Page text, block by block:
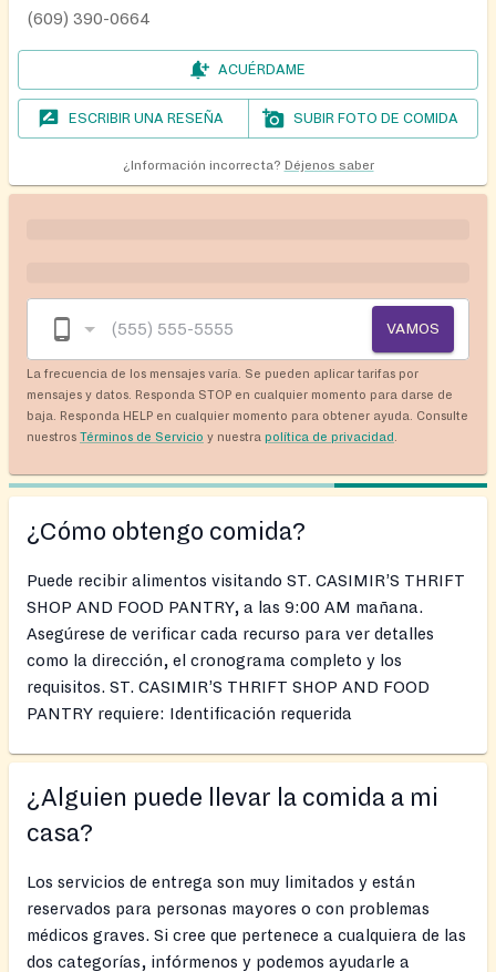
(609) 390-0664
ACUÉRDAME
ESCRIBIR UNA RESEÑA SUBIR FOTO DE COMIDA
¿Información incorrecta? Déjenos saber
VAMOS
La frecuencia de los mensajes varía. Se pueden aplicar tarifas por
mensajes y datos. Responda STOP en cualquier momento para darse de
baja. Responda HELP en cualquier momento para obtener ayuda. Consulte
nuestros Términos de Servicio y nuestra política de privacidad
¿Cómo obtengo comida?
Puede recibir alimentos visitando ST. CASIMIR’S THRIFT
SHOP AND FOOD PANTRY, a las 9:00 AM mañana.
Asegúrese de verificar cada recurso para ver detalles
como la dirección, el cronograma completo y los
requisitos. ST. CASIMIR’S THRIFT SHOP AND FOOD
PANTRY requiere: Identificación requerida
¿Alguien puede llevar la comida a mi
casa?
Los servicios de entrega son muy limitados y están
reservados para personas mayores o con problemas
médicos graves. Si cree que pertenece a cualquiera de las
dos categorías, infórmenos y podemos ayudarle a